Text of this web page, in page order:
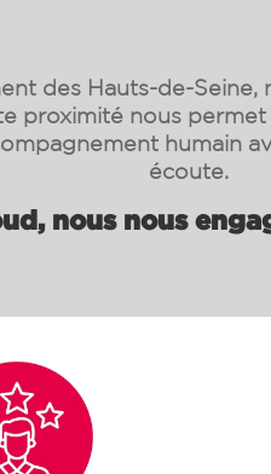
des Hauts-de-
proximité nous
humain
écoute.
nous nous